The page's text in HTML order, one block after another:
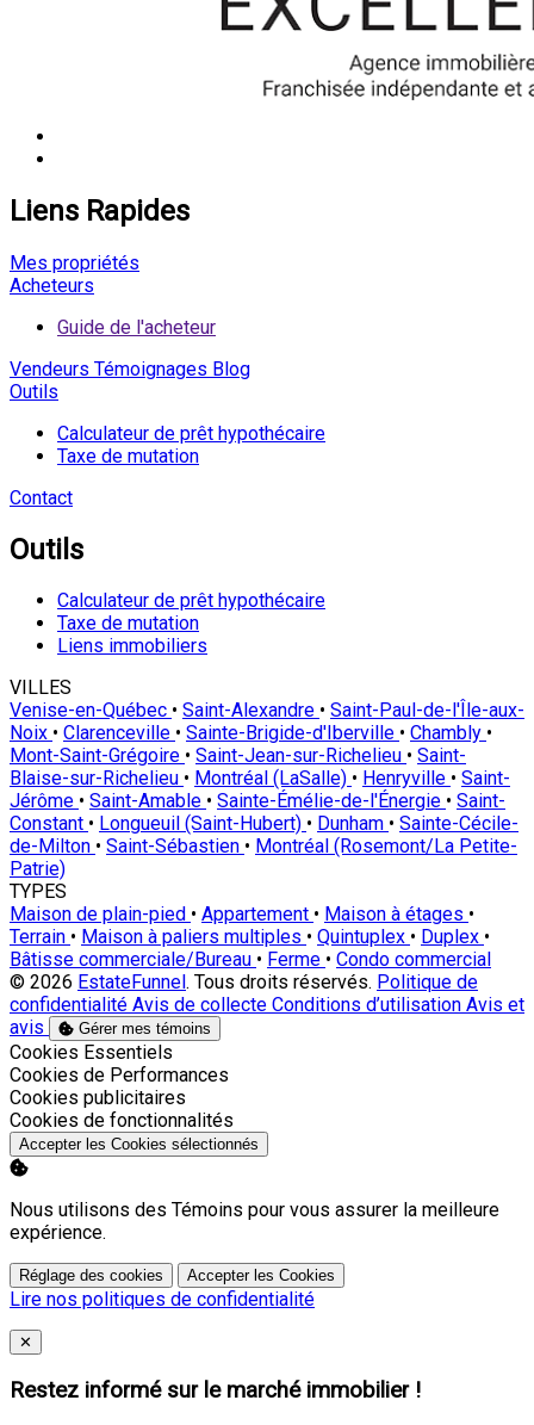
Liens Rapides
Mes propriétés
Acheteurs
Guide de l'acheteur
Vendeurs Témoignages Blog
Outils
Calculateur de prêt hypothécaire
Taxe de mutation
Contact
Outils
Calculateur de prêt hypothécaire
Taxe de mutation
Liens immobiliers
VILLES
Venise-en-Québec • Saint-Alexandre • Saint-Paul-de-l'Île-aux-
Noix • Clarenceville • Sainte-Brigide-d'Iberville • Chambly •
Mont-Saint-Grégoire • Saint-Jean-sur-Richelieu • Saint-
Blaise-sur-Richelieu • Montréal (LaSalle) • Henryville • Saint-
Jérôme • Saint-Amable • Sainte-Émélie-de-l'Énergie • Saint-
Constant • Longueuil (Saint-Hubert) • Dunham • Sainte-Cécile-
de-Milton • Saint-Sébastien • Montréal (Rosemont/La Petite-
Patrie)
TYPES
Maison de plain-pied • Appartement • Maison à étages •
Terrain • Maison à paliers multiples • Quintuplex • Duplex •
Bâtisse commerciale/Bureau • Ferme • Condo commercial
© 2026 EstateFunnel . Tous droits réservés. Politique de
confidentialité Avis de collecte Conditions d’utilisation Avis et
avis
Gérer mes témoins
Activer
Cookies Essentiels
Activer
Cookies de Performances
Activer
Cookies publicitaires
Activer
Cookies de fonctionnalités
Accepter les Cookies sélectionnés
Nous utilisons des Témoins pour vous assurer la meilleure
expérience.
Réglage des cookies Accepter les Cookies
Lire nos politiques de confidentialité
Close
✕
Restez informé sur le marché immobilier !